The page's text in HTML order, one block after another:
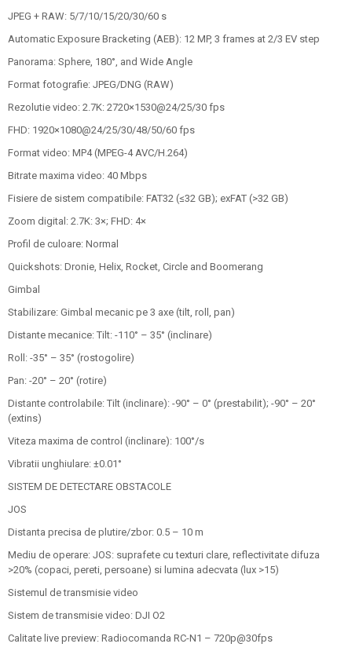
JPEG + RAW: 5/7/10/15/20/30/60 s
Automatic Exposure Bracketing (AEB): 12 MP, 3 frames at 2/3 EV step
Panorama: Sphere, 180°, and Wide Angle
Format fotografie: JPEG/DNG (RAW)
Rezolutie video: 2.7K: 2720×1530@24/25/30 fps
FHD: 1920×1080@24/25/30/48/50/60 fps
Format video: MP4 (MPEG-4 AVC/H.264)
Bitrate maxima video: 40 Mbps
Fisiere de sistem compatibile: FAT32 (≤32 GB); exFAT (>32 GB)
Zoom digital: 2.7K: 3×; FHD: 4×
Profil de culoare: Normal
Quickshots: Dronie, Helix, Rocket, Circle and Boomerang
Gimbal
Stabilizare: Gimbal mecanic pe 3 axe (tilt, roll, pan)
Distante mecanice: Tilt: -110° – 35° (inclinare)
Roll: -35° – 35° (rostogolire)
Pan: -20° – 20° (rotire)
Distante controlabile: Tilt (inclinare): -90° – 0° (prestabilit); -90° – 20°
(extins)
Viteza maxima de control (inclinare): 100°/s
Vibratii unghiulare: ±0.01°
SISTEM DE DETECTARE OBSTACOLE
JOS
Distanta precisa de plutire/zbor: 0.5 – 10 m
Mediu de operare: JOS: suprafete cu texturi clare, reflectivitate difuza
>20% (copaci, pereti, persoane) si lumina adecvata (lux >15)
Sistemul de transmisie video
Sistem de transmisie video: DJI O2
Calitate live preview: Radiocomanda RC-N1 – 720p@30fps